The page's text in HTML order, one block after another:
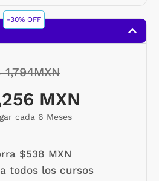
-30% OFF
1,794MXN
MXN
cada 6 Meses
$538 MXN
todos los cursos